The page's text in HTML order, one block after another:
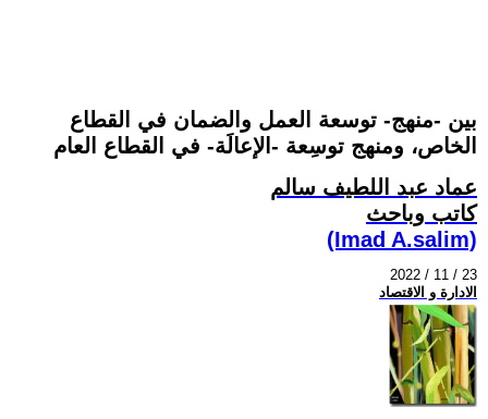
بين -منهج- توسعة العمل والضمان في القطاع
الخاص، ومنهج توسِعة -الإعالَة- في القطاع العام
عماد عبد اللطيف سالم
كاتب وباحث
(Imad A.salim)
2022 / 11 / 23
الادارة و الاقتصاد